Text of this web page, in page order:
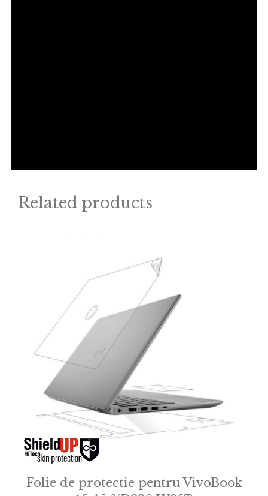
Related products
Folie de protectie pentru VivoBook